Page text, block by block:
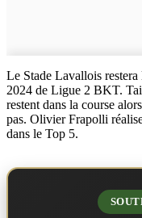
Le Stade Lavallois
2024 de Ligue 2 BKT.
restent dans la course
pas. Olivier Frapolli
dans le Top 5.